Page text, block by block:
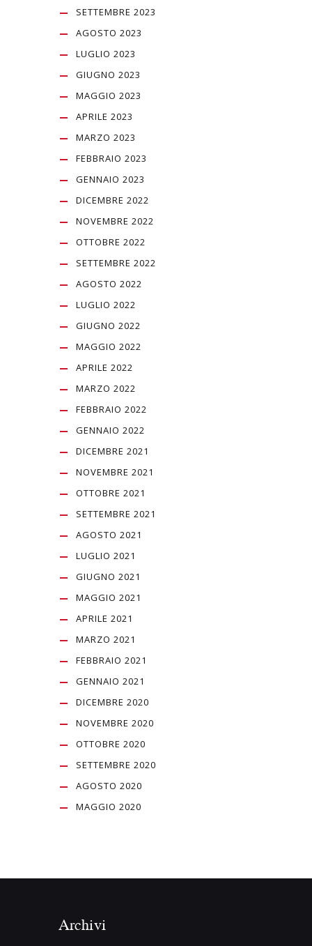
SETTEMBRE 2023
AGOSTO 2023
LUGLIO 2023
GIUGNO 2023
MAGGIO 2023
APRILE 2023
MARZO 2023
FEBBRAIO 2023
GENNAIO 2023
DICEMBRE 2022
NOVEMBRE 2022
OTTOBRE 2022
SETTEMBRE 2022
AGOSTO 2022
LUGLIO 2022
GIUGNO 2022
MAGGIO 2022
APRILE 2022
MARZO 2022
FEBBRAIO 2022
GENNAIO 2022
DICEMBRE 2021
NOVEMBRE 2021
OTTOBRE 2021
SETTEMBRE 2021
AGOSTO 2021
LUGLIO 2021
GIUGNO 2021
MAGGIO 2021
APRILE 2021
MARZO 2021
FEBBRAIO 2021
GENNAIO 2021
DICEMBRE 2020
NOVEMBRE 2020
OTTOBRE 2020
SETTEMBRE 2020
AGOSTO 2020
MAGGIO 2020
Archivi